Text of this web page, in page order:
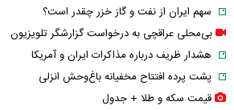
سهم ایران از نفت و گاز خزر چقدر است؟
بی‌محلی عراقچی به درخواست گزارشگر تلویزیون
هشدار ظریف درباره مذاکرات ایران و آمریکا
پشت پرده افتتاح مخفیانه باغ‌وحش انزلی
قیمت سکه و طلا + جدول